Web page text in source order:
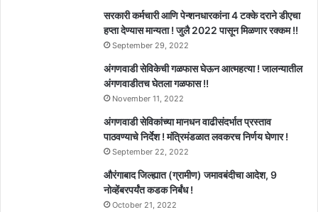
सरकारी कर्मचारी आणि पेन्शनधारकांना 4 टक्के दराने डीएचा
हप्ता देण्यास मान्यता ! जुलै 2022 पासून मिळणार रक्कम !!
September 29, 2022
अंगणवाडी सेविकेची गळफास घेऊन आत्महत्या ! जालन्यातील
अंगणवाडीतच घेतला गळफास !!
November 11, 2022
अंगणवाडी सेविकांच्या मानधन वाढीसंदर्भात प्रस्ताव
पाठवण्याचे निर्देश ! मंत्रिमंडळात लवकरच निर्णय घेणार !
September 22, 2022
औरंगाबाद जिल्ह्यात (ग्रामीण) जमावबंदीचा आदेश, 9
नोव्हेंबरपर्यंत कडक निर्बंध !
October 21, 2022